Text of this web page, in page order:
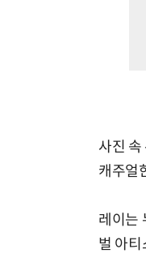
사진
캐주얼
레이는
벌 아